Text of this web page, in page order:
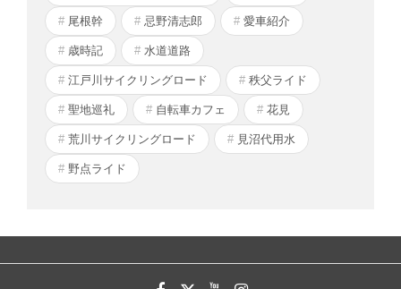
尾根幹 忌野清志郎 愛車紹介
歳時記 水道道路
江戸川サイクリングロード 秩父ライド
聖地巡礼 自転車カフェ 花見
荒川サイクリングロード 見沼代用水
野点ライド